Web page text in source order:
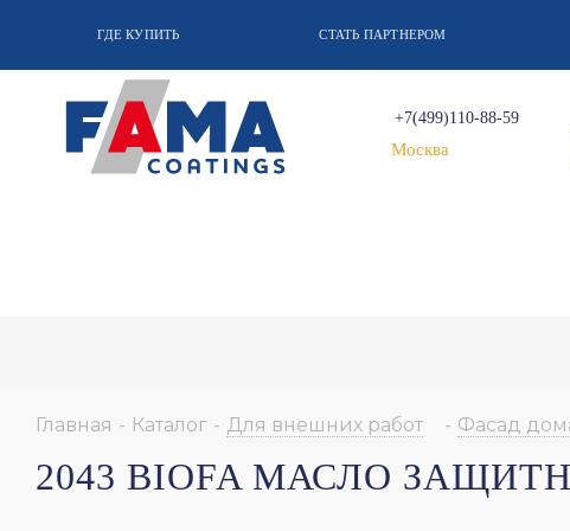
ГДЕ КУПИТЬ СТАТЬ ПАРТНЕРОМ
+7(499)110-88-59
Москва
Главная - Каталог - Для внешних работ - Фасад
2043 BIOFA МАСЛО